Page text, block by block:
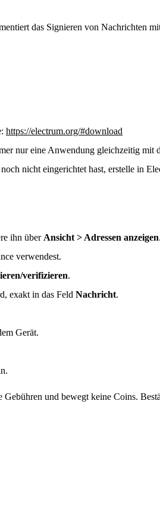
das Signieren von Nachrichten
https://electrum.org/#download
nur eine Anwendung gleichzeitig mit
nicht eingerichtet hast, erstelle in
ihn über Ansicht > Adressen anzeigen.
verwendest.
verifizieren.
exakt in das Feld Nachricht.
Gerät.
und bewegt keine Coins.